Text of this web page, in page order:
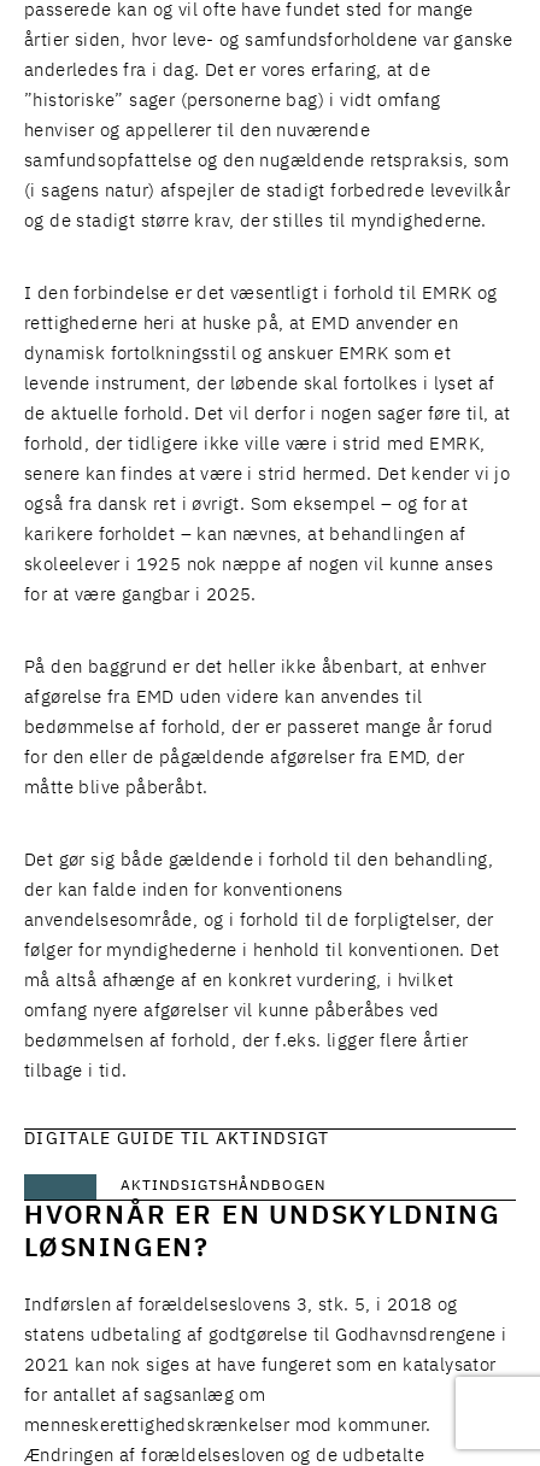
passerede kan og vil ofte have fundet sted for mange
årtier siden, hvor leve- og samfundsforholdene var ganske
anderledes fra i dag. Det er vores erfaring, at de
”historiske” sager (personerne bag) i vidt omfang
henviser og appellerer til den nuværende
samfundsopfattelse og den nugældende retspraksis, som
(i sagens natur) afspejler de stadigt forbedrede levevilkår
og de stadigt større krav, der stilles til myndighederne.
I den forbindelse er det væsentligt i forhold til EMRK og
rettighederne heri at huske på, at EMD anvender en
dynamisk fortolkningsstil og anskuer EMRK som et
levende instrument, der løbende skal fortolkes i lyset af
de aktuelle forhold. Det vil derfor i nogen sager føre til, at
forhold, der tidligere ikke ville være i strid med EMRK,
senere kan findes at være i strid hermed. Det kender vi jo
også fra dansk ret i øvrigt. Som eksempel – og for at
karikere forholdet – kan nævnes, at behandlingen af
skoleelever i 1925 nok næppe af nogen vil kunne anses
for at være gangbar i 2025.
På den baggrund er det heller ikke åbenbart, at enhver
afgørelse fra EMD uden videre kan anvendes til
bedømmelse af forhold, der er passeret mange år forud
for den eller de pågældende afgørelser fra EMD, der
måtte blive påberåbt.
Det gør sig både gældende i forhold til den behandling,
der kan falde inden for konventionens
anvendelsesområde, og i forhold til de forpligtelser, der
følger for myndighederne i henhold til konventionen. Det
må altså afhænge af en konkret vurdering, i hvilket
omfang nyere afgørelser vil kunne påberåbes ved
bedømmelsen af forhold, der f.eks. ligger flere årtier
tilbage i tid.
DIGITALE GUIDE TIL AKTINDSIGT
AKTINDSIGTSHÅNDBOGEN
HVORNÅR ER EN UNDSKYLDNING
LØSNINGEN?
Indførslen af forældelseslovens 3, stk. 5, i 2018 og
statens udbetaling af godtgørelse til Godhavnsdrengene i
2021 kan nok siges at have fungeret som en katalysator
for antallet af sagsanlæg om
menneskerettighedskrænkelser mod kommuner.
Ændringen af forældelsesloven og de udbetalte